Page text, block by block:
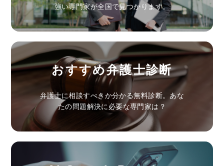
強い専門家が全国で見つかります。
おすすめ弁護士診断
弁護士に相談すべきか分かる無料診断。あな
たの問題解決に必要な専門家は？